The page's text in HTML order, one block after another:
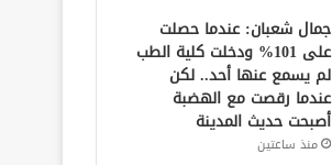
جمال شعبان: عندما حصلت
على 101% ودخلت كلية الطب
لم يسمع عنها أحد.. لكن
عندما رقصت مع الهضبة
أصبحت حديث المدينة
منذ ساعتين